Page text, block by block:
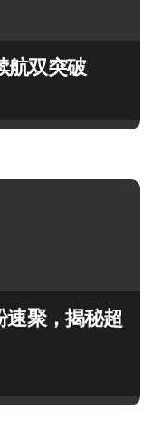
航双突破
速聚，揭秘超